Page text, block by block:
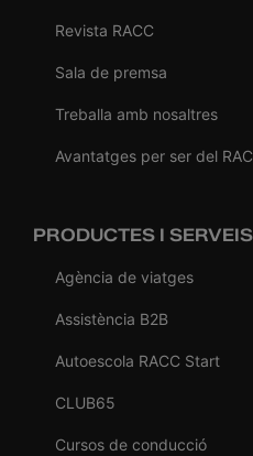
Revista RACC
Sala de premsa
Treballa amb nosaltres
Avantatges per ser del
PRODUCTES I SERVEIS
Agència de viatges
Assistència B2B
Autoescola RACC Start
CLUB65
Cursos de conducció